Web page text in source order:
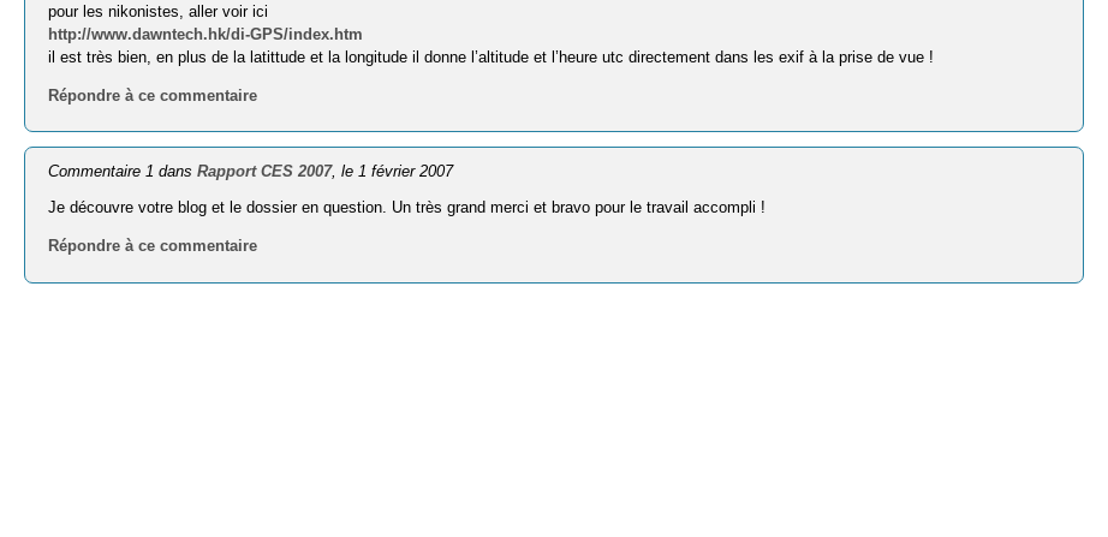
pour les nikonistes, aller voir ici
http://www.dawntech.hk/di-GPS/index.htm
il est très bien, en plus de la latittude et la longitude il donne l’altitude et l’heure utc directement dans les exif à la prise de vue !
Répondre à ce commentaire
Commentaire 1 dansRapport CES 2007, le 1 février 2007
Je découvre votre blog et le dossier en question. Un très grand merci et bravo pour le travail accompli !
Répondre à ce commentaire